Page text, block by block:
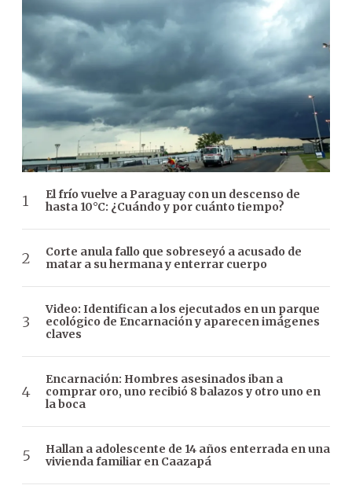
El frío vuelve a Paraguay con un descenso de
hasta 10°C: ¿Cuándo y por cuánto tiempo?
Corte anula fallo que sobreseyó a acusado de
matar a su hermana y enterrar cuerpo
Video: Identifican a los ejecutados en un parque
ecológico de Encarnación y aparecen imágenes
claves
Encarnación: Hombres asesinados iban a
comprar oro, uno recibió 8 balazos y otro uno en
la boca
Hallan a adolescente de 14 años enterrada en una
vivienda familiar en Caazapá